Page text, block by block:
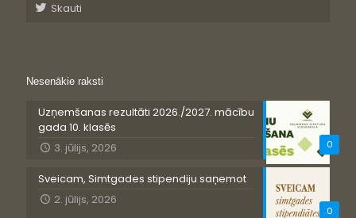
Skauti
Nesenākie raksti
0
Uzņemšanas rezultāti 2026./2027. mācību
gada 10. klasēs
3. jūlijs, 2026
0
Sveicam, Simtgades stipendiju saņemot
2. jūlijs, 2026